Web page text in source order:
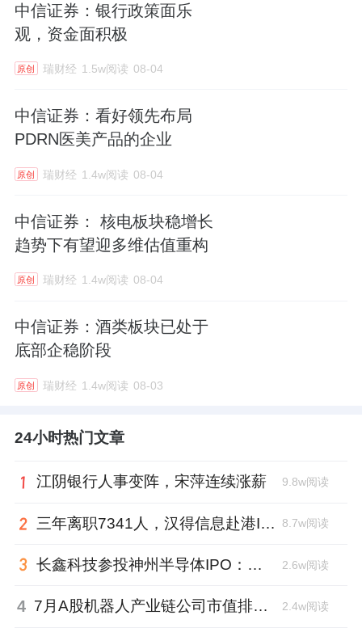
中信证券：银行政策面乐
观，资金面积极
原创 瑞财经 1.5w阅读 08-04
中信证券：看好领先布局
PDRN医美产品的企业
原创 瑞财经 1.4w阅读 08-04
中信证券： 核电板块稳增长
趋势下有望迎多维估值重构
原创 瑞财经 1.4w阅读 08-04
中信证券：酒类板块已处于
底部企稳阶段
原创 瑞财经 1.4w阅读 08-03
24小时热门文章
江阴银行人事变阵，宋萍连续涨薪 9.8w阅读
三年离职7341人，汉得信息赴港IPO前欠缴社保1.55亿元 8.7w阅读
长鑫科技参投神州半导体IPO：朱培文、陈觉晓变现2.6亿，董秘和保荐人有旧 2.6w阅读
4 7月A股机器人产业链公司市值排行：大族激光跌去四成，奥比中光跻身前三 2.4w阅读